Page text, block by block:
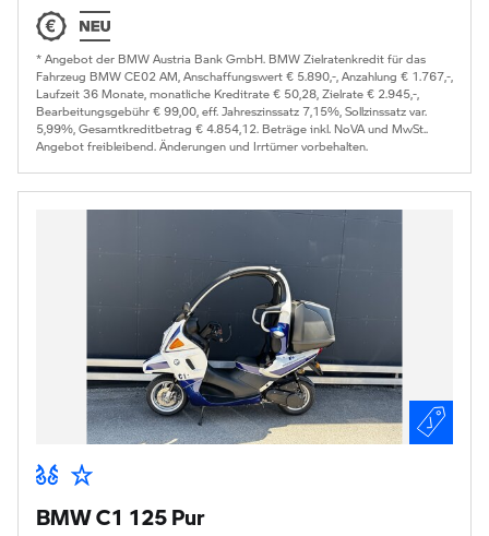
* Angebot der BMW Austria Bank GmbH. BMW Zielratenkredit für das
Fahrzeug BMW CE02 AM, Anschaffungswert € 5.890,-, Anzahlung € 1.767,-,
Laufzeit 36 Monate, monatliche Kreditrate € 50,28, Zielrate € 2.945,-,
Bearbeitungsgebühr € 99,00, eff. Jahreszinssatz 7,15%, Sollzinssatz var.
5,99%, Gesamtkreditbetrag € 4.854,12. Beträge inkl. NoVA und MwSt..
Angebot freibleibend. Änderungen und Irrtümer vorbehalten.
BMW C1 125 Pur